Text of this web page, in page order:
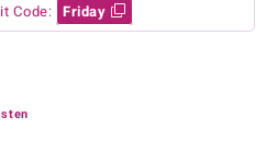
Code: Friday